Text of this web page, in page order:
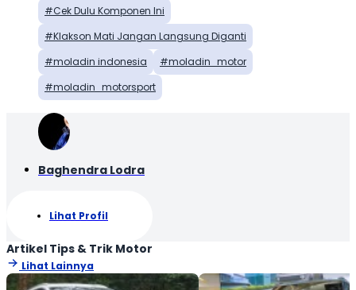
Cek Dulu Komponen Ini
Klakson Mati Jangan Langsung Diganti
moladin indonesia
moladin_motor
moladin_motorsport
Baghendra Lodra
Lihat Profil
Artikel Tips & Trik Motor
Lihat Lainnya